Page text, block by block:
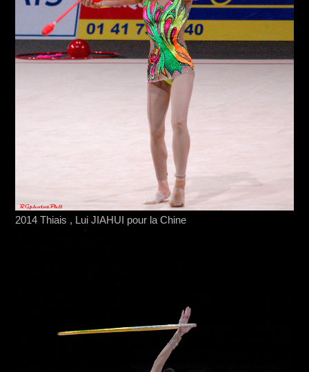
2014 Thiais , Lui JIAHUI pour la Chine